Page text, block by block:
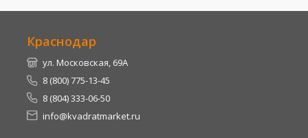
Краснодар
ул. Московская, 69А
8 (800) 775-13-45
8 (804) 333-06-50
info@kvadratmarket.ru